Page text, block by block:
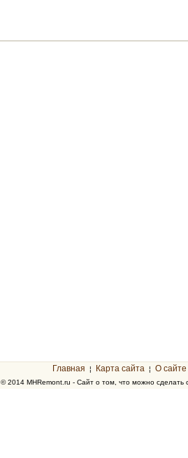
Главная ¦ Карта сайта ¦ О сайте
© 2014 MHRemont.ru - Сайт о том, что можно сделать